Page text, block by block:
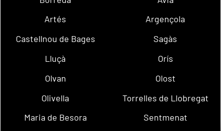
Artés
Argençola
Castellnou de Bages
Sagàs
Lluçà
Orís
Olvan
Olost
Olivella
Torrelles de Llobregat
Maria de Besora
Sentmenat